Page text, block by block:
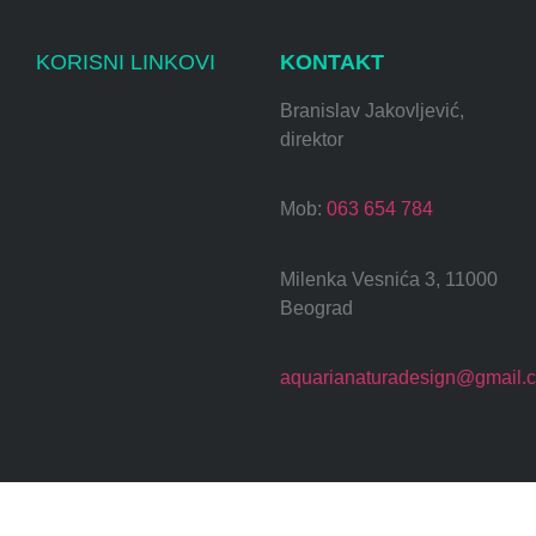
KORISNI LINKOVI KONTAKT
Branislav Jakovljević,
direktor
Mob: 063 654 784
Milenka Vesnića 3, 11000
Beograd